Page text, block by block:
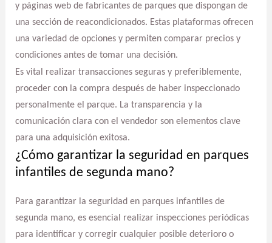
y páginas web de fabricantes de parques que dispongan de
una sección de reacondicionados. Estas plataformas ofrecen
una variedad de opciones y permiten comparar precios y
condiciones antes de tomar una decisión.
Es vital realizar transacciones seguras y preferiblemente,
proceder con la compra después de haber inspeccionado
personalmente el parque. La transparencia y la
comunicación clara con el vendedor son elementos clave
para una adquisición exitosa.
¿Cómo garantizar la seguridad en parques
infantiles de segunda mano?
Para garantizar la seguridad en parques infantiles de
segunda mano, es esencial realizar inspecciones periódicas
para identificar y corregir cualquier posible deterioro o